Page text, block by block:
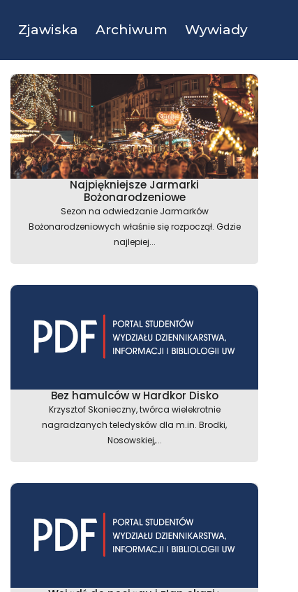
Zjawiska Archiwum Wywiady
Najpiękniejsze Jarmarki
Bożonarodzeniowe
Sezon na odwiedzanie Jarmarków
Bożonarodzeniowych właśnie się rozpoczął. Gdzie
najlepiej...
Bez hamulców w Hardkor Disko
Krzysztof Skonieczny, twórca wielekrotnie
nagradzanych teledysków dla m.in. Brodki,
Nosowskiej,...